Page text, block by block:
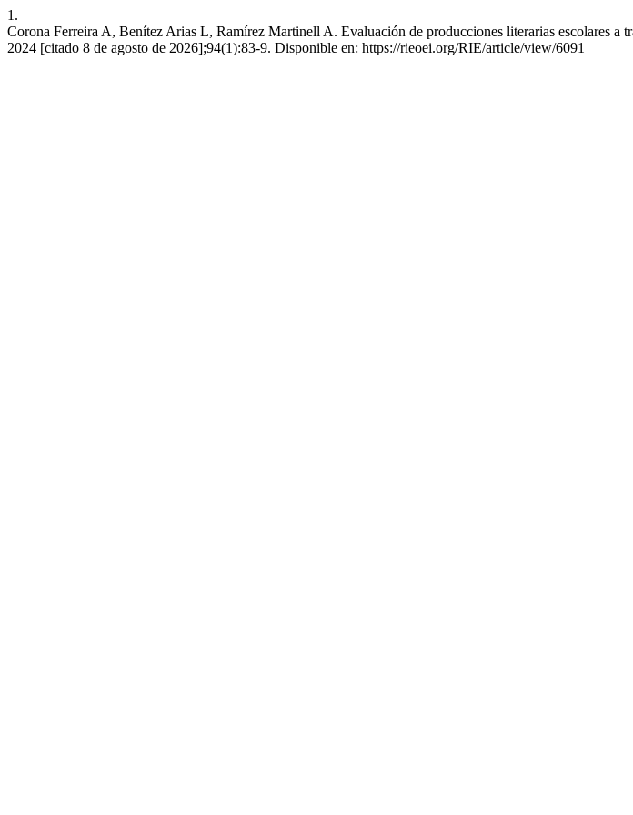
1.
Corona Ferreira A, Benítez Arias L, Ramírez Martinell A. Evaluación de producciones literarias escolares
2024 [citado 8 de agosto de 2026];94(1):83-9. Disponible en: https://rieoei.org/RIE/article/view/6091